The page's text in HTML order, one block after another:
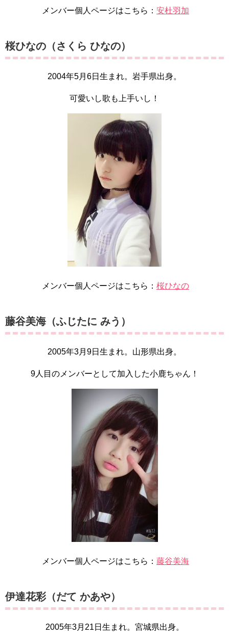
メンバー個人ページはこちら： 安杜羽加
桜ひなの（さくら ひなの）
2004年5月6日生まれ。岩手県出身。
可愛いし歌も上手いし！
メンバー個人ページはこちら： 桜ひなの
藤谷美海（ふじたに みう）
2005年3月9日生まれ。山形県出身。
9人目のメンバーとして加入した小鹿ちゃん！
メンバー個人ページはこちら： 藤谷美海
伊達花彩（だて かあや）
2005年3月21日生まれ。宮城県出身。